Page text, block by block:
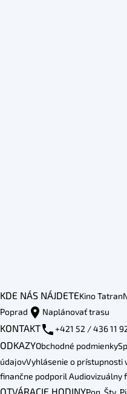
KDE NÁS NÁJDETEKino Tatran
Poprad
Naplánovať trasu
KONTAKT +421 52 / 436 11
ODKAZYObchodné podmienky
údajovVyhlásenie o prístupnosti
finančne podporil Audiovizuálny
OTVÁRACIE HODINY